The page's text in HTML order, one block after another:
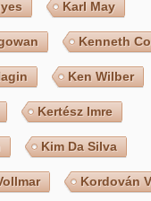
Karl May
Kenneth
Ken Wilber
Kertész Imre
Kim Da Silva
Kordován